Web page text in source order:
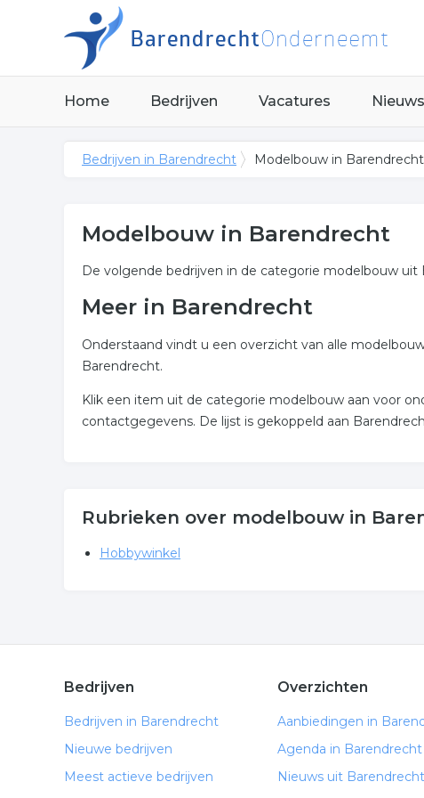
Home Bedrijven Vacatures Nieuws
Bedrijven in Barendrecht Modelbouw in Barendrecht
Modelbouw in Barendrecht
De volgende bedrijven in de categorie modelbouw uit
Meer in Barendrecht
Onderstaand vindt u een overzicht van alle
Barendrecht.
Klik een item uit de categorie modelbouw aan voor
contactgegevens. De lijst is gekoppeld aan
Rubrieken over modelbouw in
Hobbywinkel
Bedrijven
Bedrijven in Barendrecht
Nieuwe bedrijven
Meest actieve bedrijven
Overzichten
Aanbiedingen in
Agenda in Barendrecht
Nieuws uit Barendrecht